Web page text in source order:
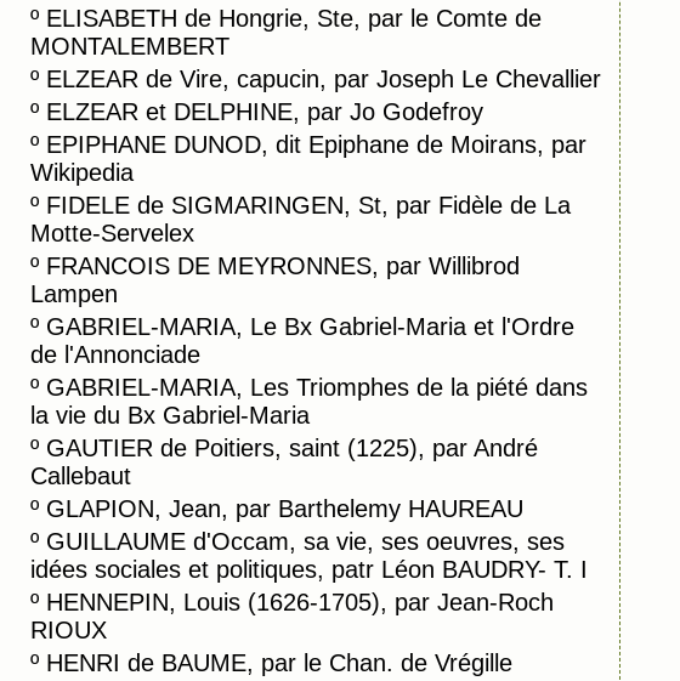
º ELISABETH de Hongrie, Ste, par le Comte de
MONTALEMBERT
º ELZEAR de Vire, capucin, par Joseph Le Chevallier
º ELZEAR et DELPHINE, par Jo Godefroy
º EPIPHANE DUNOD, dit Epiphane de Moirans, par
Wikipedia
º FIDELE de SIGMARINGEN, St, par Fidèle de La
Motte-Servelex
º FRANCOIS DE MEYRONNES, par Willibrod
Lampen
º GABRIEL-MARIA, Le Bx Gabriel-Maria et l'Ordre
de l'Annonciade
º GABRIEL-MARIA, Les Triomphes de la piété dans
la vie du Bx Gabriel-Maria
º GAUTIER de Poitiers, saint (1225), par André
Callebaut
º GLAPION, Jean, par Barthelemy HAUREAU
º GUILLAUME d'Occam, sa vie, ses oeuvres, ses
idées sociales et politiques, patr Léon BAUDRY- T. I
º HENNEPIN, Louis (1626-1705), par Jean-Roch
RIOUX
º HENRI de BAUME, par le Chan. de Vrégille